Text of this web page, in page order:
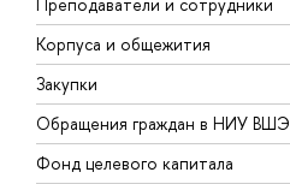
Преподаватели и сотрудники
Корпуса и общежития
Закупки
Обращения граждан в НИУ ВШЭ
Фонд целевого капитала